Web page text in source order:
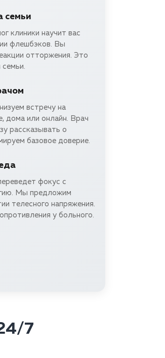
семьи
клиники научит вас
флешбэков. Вы
отторжения. Это
встречу на
дома или онлайн. Врач
рассказывать о
базовое доверие.
фокус с
Мы предложим
телесного напряжения.
у больного.
7